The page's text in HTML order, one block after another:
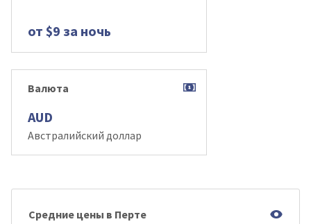
от $9 за ночь
Валюта
AUD
Австралийский доллар
Средние цены в Перте